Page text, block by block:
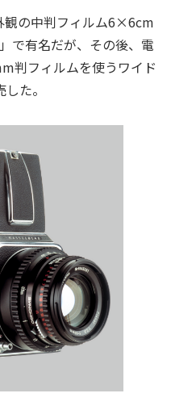
観の中判フィルム6×6cm
で有名だが、その後、電
判フィルムを使うワイド
た。